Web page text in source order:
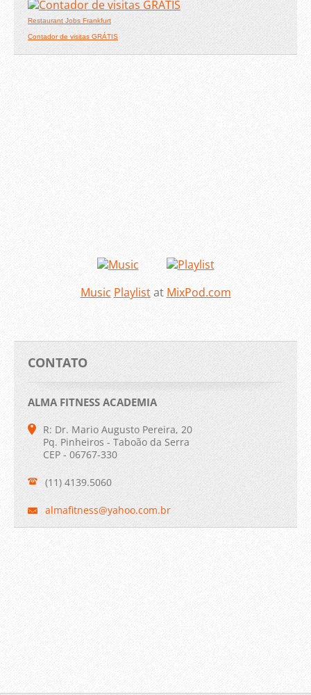
Restaurant Jobs Frankfurt
Contador de visitas GRÁTIS
Music Playlistat MixPod.com
CONTATO
ALMA FITNESS ACADEMIA
R: Dr. Mario Augusto Pereira, 20
Pq. Pinheiros - Taboão da Serra
CEP - 06767-330
(11) 4139.5060
almafitness@yahoo.com.br